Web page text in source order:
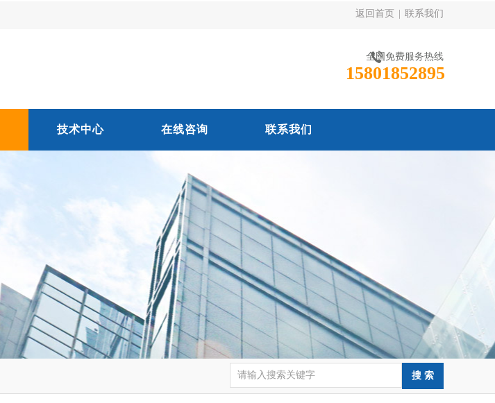
返回首页 联系我们
全国免费服务热线
15801852895
技术中心 在线咨询 联系我们